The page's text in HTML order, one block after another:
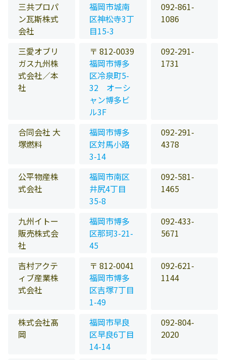
三共プロパ
ン瓦斯株式
会社
福岡市城南
区神松寺3丁
目15-3
092-861-
1086
三愛オブリ
ガス九州株
式会社／本
社
〒 812-0039
福岡市博多
区冷泉町5-
32 オーシ
ャン博多ビ
ル3F
092-291-
1731
合同会社 大
塚燃料
福岡市博多
区対馬小路
3-14
092-291-
4378
公平物産株
式会社
福岡市南区
井尻4丁目
35-8
092-581-
1465
九州イトー
販売株式会
社
福岡市博多
区那珂3-21-
45
092-433-
5671
吉村アクテ
ィブ産業株
式会社
〒 812-0041
福岡市博多
区吉塚7丁目
1-49
092-621-
1144
株式会社髙
岡
福岡市早良
区早良6丁目
14-14
092-804-
2020